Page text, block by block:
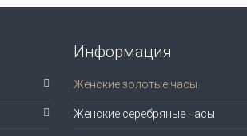
Информация
Женские золотые часы
Женские серебряные часы